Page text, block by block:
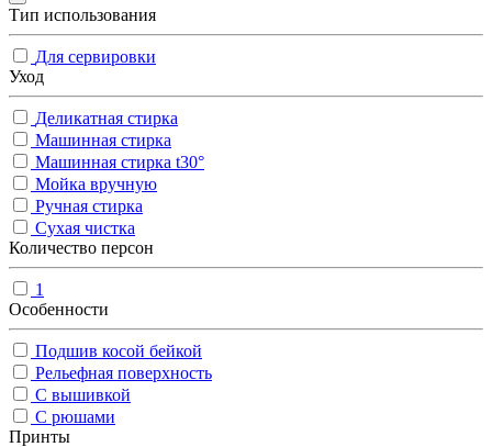
Тип использования
Для сервировки
Уход
Деликатная стирка
Машинная стирка
Машинная стирка t30°
Мойка вручную
Ручная стирка
Сухая чистка
Количество персон
1
Особенности
Подшив косой бейкой
Рельефная поверхность
С вышивкой
С рюшами
Принты